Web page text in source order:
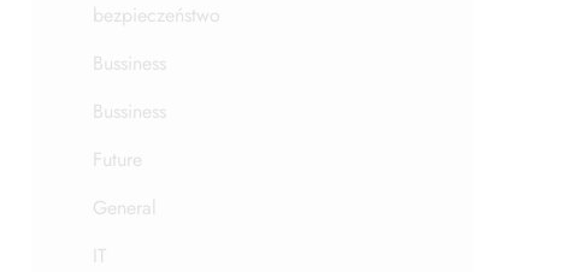
bezpieczeństwo
Bussiness
Bussiness
Future
General
IT